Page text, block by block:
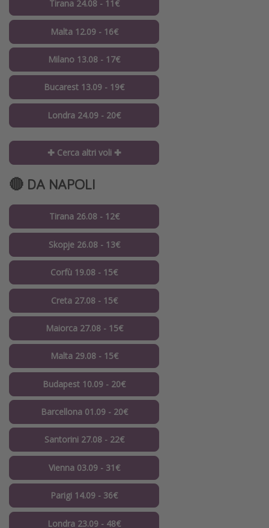
Tirana 24.08 - 11€
Malta 12.09 - 16€
Milano 13.08 - 17€
Bucarest 13.09 - 19€
Londra 24.09 - 20€
✚ Cerca altri voli ✚
🔴 DA NAPOLI
Tirana 26.08 - 12€
Skopje 26.08 - 13€
Corfù 19.08 - 15€
Creta 27.08 - 15€
Maiorca 27.08 - 15€
Malta 29.08 - 15€
Budapest 10.09 - 20€
Barcellona 01.09 - 20€
Santorini 27.08 - 22€
Vienna 03.09 - 31€
Parigi 14.09 - 36€
Londra 23.09 - 48€